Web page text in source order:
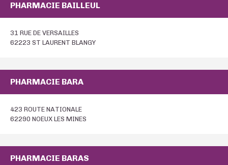
PHARMACIE BAILLEUL
31 RUE DE VERSAILLES
62223 ST LAURENT BLANGY
PHARMACIE BARA
423 ROUTE NATIONALE
62290 NOEUX LES MINES
PHARMACIE BARAS